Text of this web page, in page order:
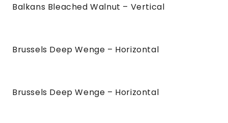
Balkans Bleached Walnut – Vertical
Brussels Deep Wenge – Horizontal
Brussels Deep Wenge – Horizontal